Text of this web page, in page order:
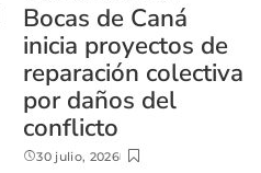
Bocas de Caná
inicia proyectos de
reparación colectiva
por daños del
conflicto
30 julio, 2026